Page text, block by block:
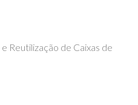
Reutilização de Caixas de